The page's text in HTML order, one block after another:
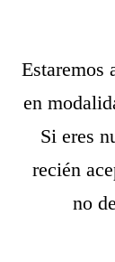
Estaremos
en
Si eres
recién
no